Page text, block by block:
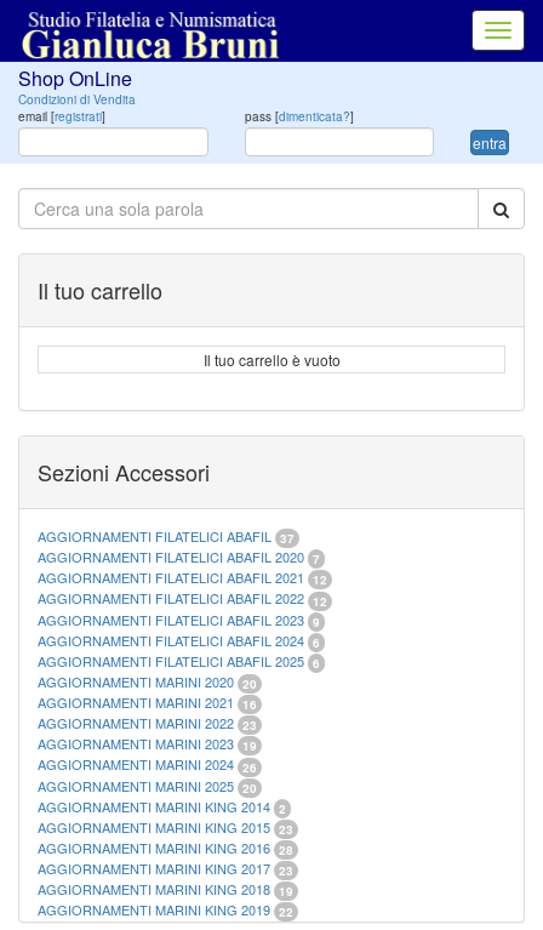
Shop OnLine
Condizioni di Vendita
email [registrati] pass [dimenticata?]
entra
Il tuo carrello
Il tuo carrello è vuoto
Sezioni Accessori
AGGIORNAMENTI FILATELICI ABAFIL 37
AGGIORNAMENTI FILATELICI ABAFIL 2020 7
AGGIORNAMENTI FILATELICI ABAFIL 2021 12
AGGIORNAMENTI FILATELICI ABAFIL 2022 12
AGGIORNAMENTI FILATELICI ABAFIL 2023 9
AGGIORNAMENTI FILATELICI ABAFIL 2024 6
AGGIORNAMENTI FILATELICI ABAFIL 2025 6
AGGIORNAMENTI MARINI 2020 20
AGGIORNAMENTI MARINI 2021 16
AGGIORNAMENTI MARINI 2022 23
AGGIORNAMENTI MARINI 2023 19
AGGIORNAMENTI MARINI 2024 26
AGGIORNAMENTI MARINI 2025 20
AGGIORNAMENTI MARINI KING 2014 2
AGGIORNAMENTI MARINI KING 2015 23
AGGIORNAMENTI MARINI KING 2016 28
AGGIORNAMENTI MARINI KING 2017 23
AGGIORNAMENTI MARINI KING 2018 19
AGGIORNAMENTI MARINI KING 2019 22